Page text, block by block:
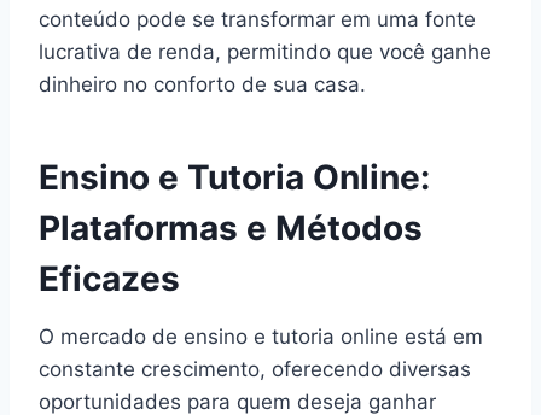
conteúdo pode se transformar em uma fonte
lucrativa de renda, permitindo que você ganhe
dinheiro no conforto de sua casa.
Ensino e Tutoria Online:
Plataformas e Métodos
Eficazes
O mercado de ensino e tutoria online está em
constante crescimento, oferecendo diversas
oportunidades para quem deseja ganhar